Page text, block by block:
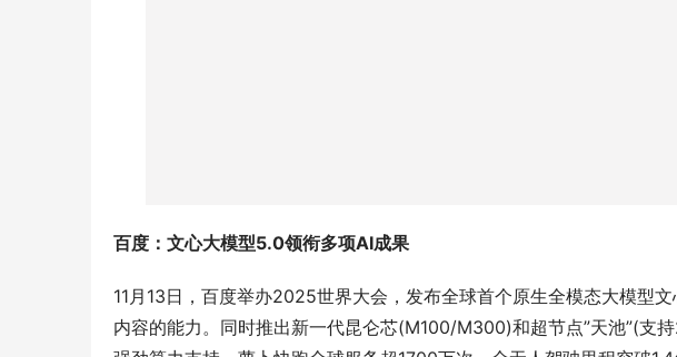
百度：文心大模型5.0领衔多项AI成果
11月13日，百度举办2025世界大会，发布全球首个原生全模态大模型
内容的能力。同时推出新一代昆仑芯(M100/M300)和超节点”天池”(支